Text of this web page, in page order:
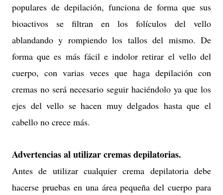
populares de depilación, funciona de forma que sus
bioactivos se filtran en los folículos del vello
ablandando y rompiendo los tallos del mismo. De
forma que es más fácil e indolor retirar el vello del
cuerpo, con varias veces que haga depilación con
cremas no será necesario seguir haciéndolo ya que los
ejes del vello se hacen muy delgados hasta que el
cabello no crece más.
Advertencias al utilizar cremas depilatorias.
Antes de utilizar cualquier crema depilatoria debe
hacerse pruebas en una área pequeña del cuerpo para